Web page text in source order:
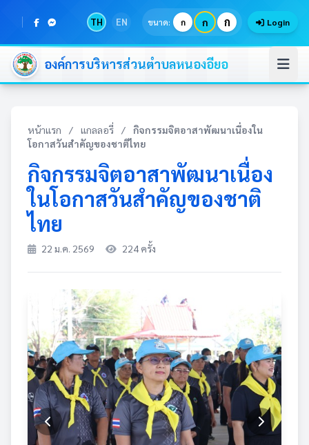
TH EN ขนาด: ก ก ก Login
องค์การบริหารส่วนตำบลหนองอียอ
หน้าแรก / แกลลอรี่ /
กิจกรรมจิตอาสาพัฒนาเนื่องใน
โอกาสวันสำคัญของชาติไทย
กิจกรรมจิตอาสาพัฒนาเนื่อง
ในโอกาสวันสำคัญของชาติ
ไทย
22 ม.ค. 2569 224 ครั้ง